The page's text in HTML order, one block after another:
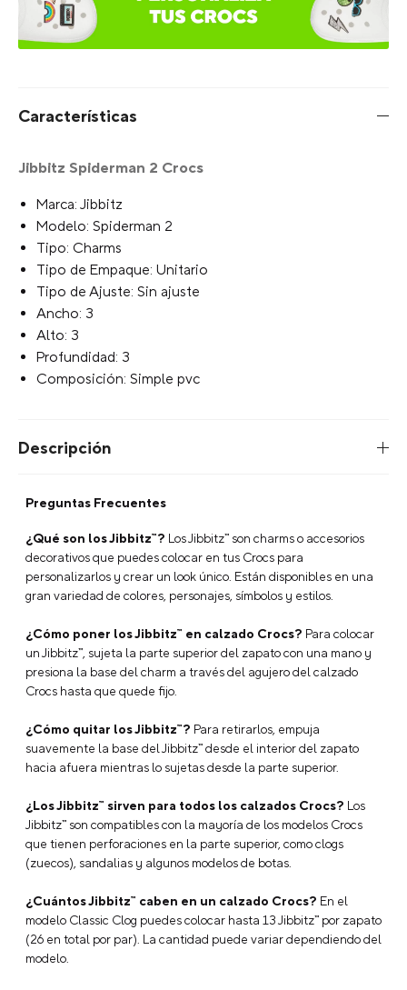
Características
Jibbitz Spiderman 2 Crocs
Marca: Jibbitz
Modelo: Spiderman 2
Tipo: Charms
Tipo de Empaque: Unitario
Tipo de Ajuste: Sin ajuste
Ancho: 3
Alto: 3
Profundidad: 3
Composición: Simple pvc
Descripción
Preguntas Frecuentes
¿Qué son los Jibbitz™? Los Jibbitz™ son charms o accesorios
decorativos que puedes colocar en tus Crocs para
personalizarlos y crear un look único. Están disponibles en una
gran variedad de colores, personajes, símbolos y estilos.
¿Cómo poner los Jibbitz™ en calzado Crocs? Para colocar
un Jibbitz™, sujeta la parte superior del zapato con una mano y
presiona la base del charm a través del agujero del calzado
Crocs hasta que quede fijo.
¿Cómo quitar los Jibbitz™? Para retirarlos, empuja
suavemente la base del Jibbitz™ desde el interior del zapato
hacia afuera mientras lo sujetas desde la parte superior.
¿Los Jibbitz™ sirven para todos los calzados Crocs? Los
Jibbitz™ son compatibles con la mayoría de los modelos Crocs
que tienen perforaciones en la parte superior, como clogs
(zuecos), sandalias y algunos modelos de botas.
¿Cuántos Jibbitz™ caben en un calzado Crocs? En el
modelo Classic Clog puedes colocar hasta 13 Jibbitz™ por zapato
(26 en total por par). La cantidad puede variar dependiendo del
modelo.